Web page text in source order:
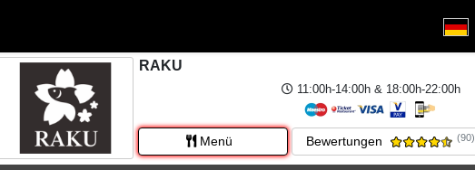
RAKU
11:00h-14:00h & 18:00h-22:00h
Menü Bewertungen (90)